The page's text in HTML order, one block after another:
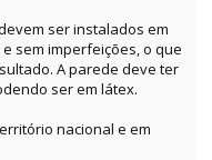
ser instalados em
sem imperfeições, o que
A parede deve ter
ser em látex.
nacional e em